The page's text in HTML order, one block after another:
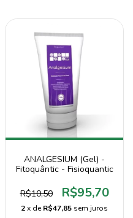
ANALGESIUM (Gel) -
Fitoquântic - Fisioquantic
R$10,50 R$95,70
2x deR$47,85 sem juros